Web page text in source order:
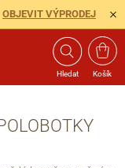
OBJEVIT VÝPRODEJ
Hledat Košík